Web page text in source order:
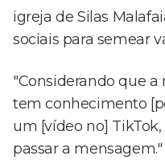
igreja de Silas
sociais para semear
"Considerando que
tem conhecimento
um [vídeo no]
passar a mensagem."